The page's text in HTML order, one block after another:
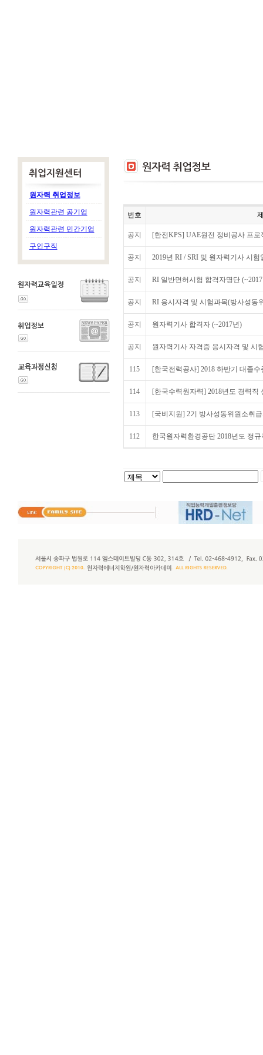
원자력 취업정보
원자력관련 공기업
원자력관련 민간기업
구인구직
번호
공지 [한전KPS] UAE원전 정비공사 프로
공지 2019년 RI / SRI 및 원자력기사 시험
공지 RI 일반면허시험 합격자명단
공지 RI 응시자격 및 시험과목(방사성동
공지 원자력기사 합격자 (~2017년)
공지 원자력기사 자격증 응시자격 및 시
115 [한국전력공사] 2018 하반기 대졸수
114 [한국수력원자력] 2018년도 경력직
113 [국비지원] 2기 방사성동위원소취
112 한국원자력환경공단 2018년도 정규